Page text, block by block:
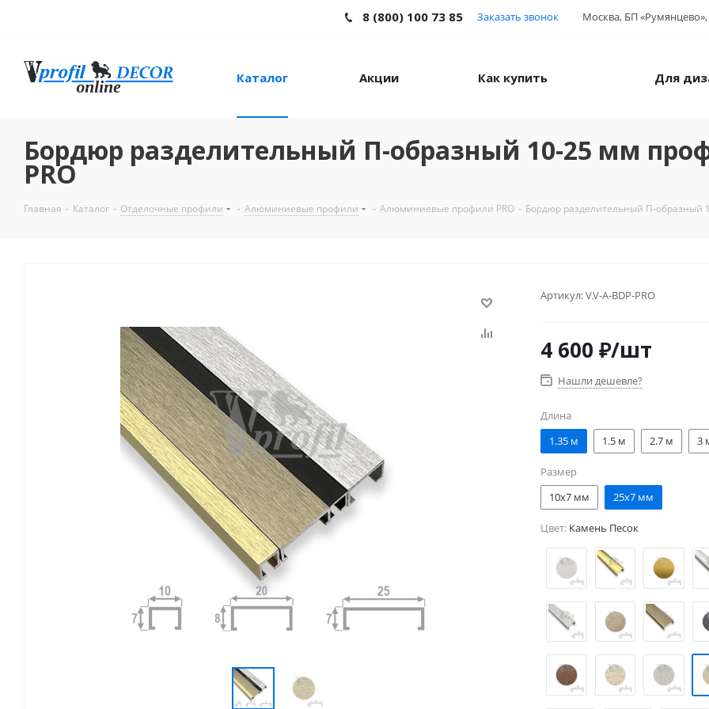
Москва, БП
8 (800) 100 73 85 Заказать звонок
Каталог Акции Как купить Для
Бордюр разделительный П-образный 10-25 мм
PRO
Главная - Каталог - Отделочные профили - Алюминиевые профили - Алюминиевые профили PRO - Бордюр разделительный П-образный
Артикул:V.V-A-BDP-PRO
4 600 ₽/шт
Нашли дешевле?
Длина
1.35 м
1.5 м 2.7 м 3
Размер
10x7 мм
25x7 мм
Цвет: Камень Песок